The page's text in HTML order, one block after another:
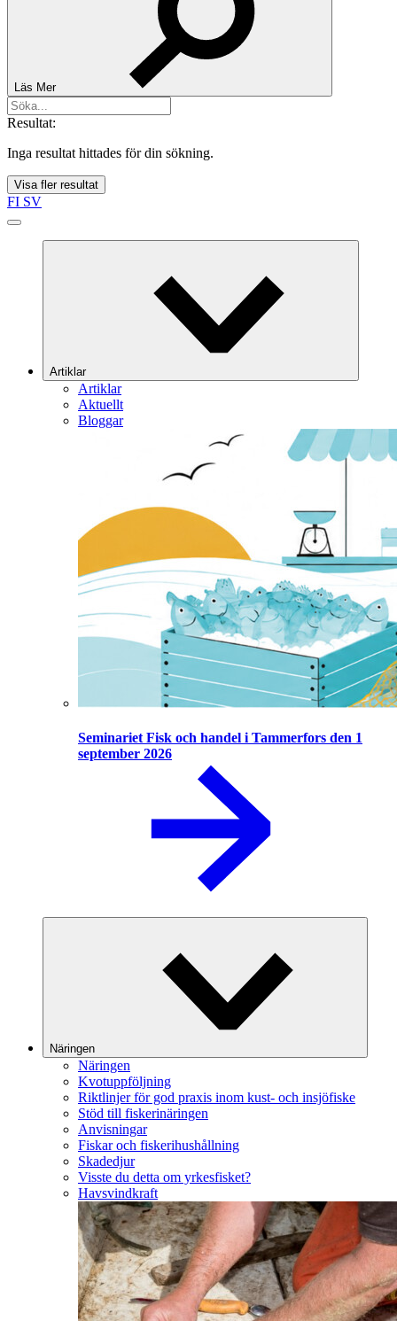
Läs Mer
Resultat:
Inga resultat hittades för din sökning.
Visa fler resultat
FI SV
Artiklar
Artiklar
Aktuellt
Bloggar
Seminariet Fisk och handel i Tammerfors den 1
september 2026
Näringen
Näringen
Kvotuppföljning
Riktlinjer för god praxis inom kust- och insjöfiske
Stöd till fiskerinäringen
Anvisningar
Fiskar och fiskerihushållning
Skadedjur
Visste du detta om yrkesfisket?
Havsvindkraft